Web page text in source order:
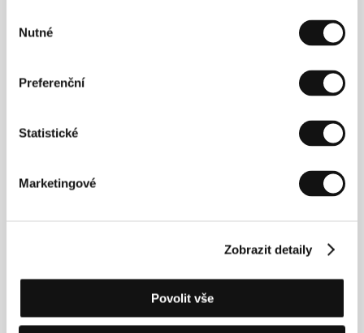
souhlasu
Nutné
Preferenční
Statistické
Marketingové
Zobrazit detaily
Povolit vše
Režie
(1972, Montevideo). Vybraná
perrera, 2006),El lugar del hijo(2013),Šéf a
El empleado y el patrón